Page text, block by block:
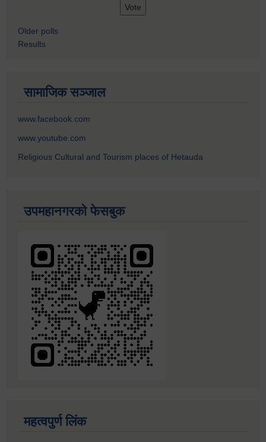
Older polls
Results
सामाजिक सञ्जाल
www.facebook.com
www.youtube.com
Religious Cultural and Tourism places of Hetauda
उपमहानगरको फेसबुक
महत्वपुर्ण लिंक